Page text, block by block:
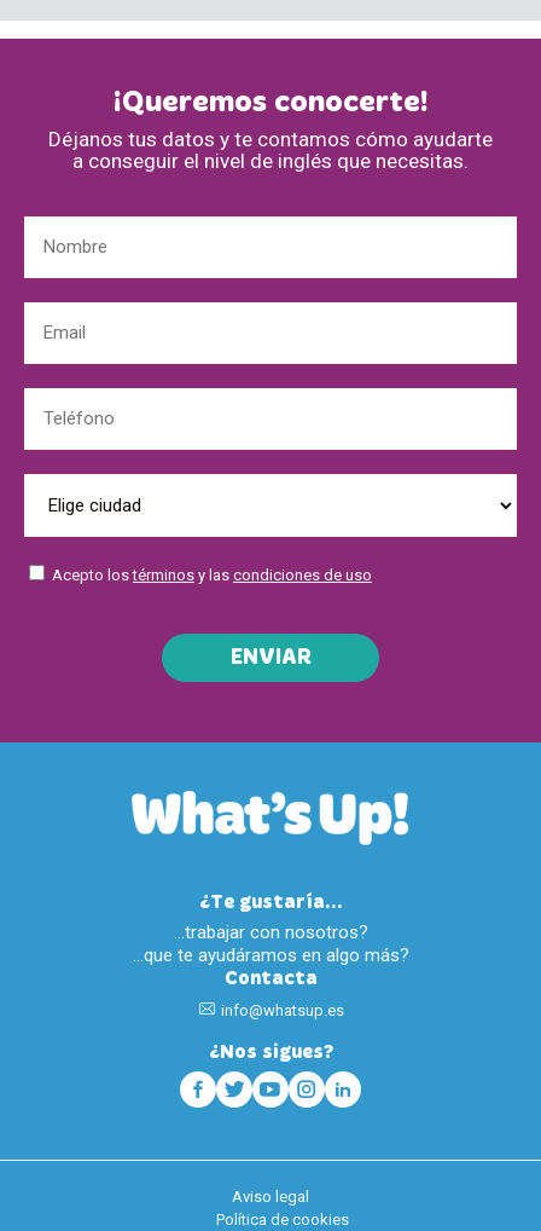
¡Queremos conocerte!
Déjanos tus datos y te contamos cómo ayudarte
a conseguir el nivel de inglés que necesitas.
Acepto lostérminos y las condiciones de uso
ENVIAR
¿Te gustaría...
…trabajar con nosotros?
…que te ayudáramos en algo más?
Contacta
info@whatsup.es
¿Nos sigues?
Aviso legal
Política de cookies